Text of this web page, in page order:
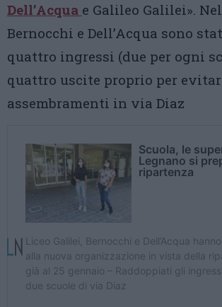
Dell’Acqua e Galileo Galilei».
Bernocchi e Dell’Acqua sono
quattro ingressi (due per ogni
quattro uscite proprio per
assembramenti in via Diaz